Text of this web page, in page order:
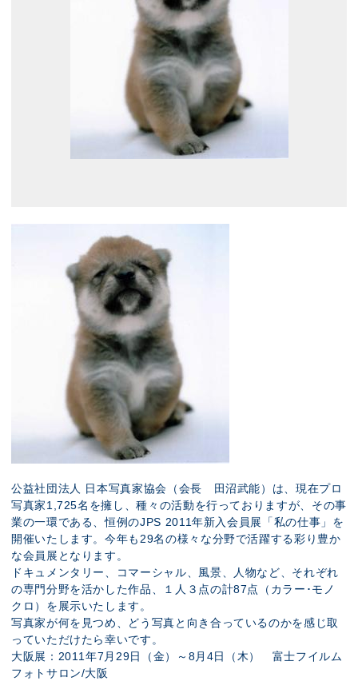
公益社団法人 日本写真家協会（会長 田沼武能）は、現在プロ
写真家1,725名を擁し、種々の活動を行っておりますが、その事
業の一環である、恒例のJPS 2011年新入会員展「私の仕事」を
開催いたします。今年も29名の様々な分野で活躍する彩り豊か
な会員展となります。
ドキュメンタリー、コマーシャル、風景、人物など、それぞれ
の専門分野を活かした作品、１人３点の計87点（カラー･モノ
クロ）を展示いたします。
写真家が何を見つめ、どう写真と向き合っているのかを感じ取
っていただけたら幸いです。
大阪展：2011年7月29日（金）～8月4日（木） 富士フイルム
フォトサロン/大阪